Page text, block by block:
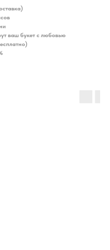
ваш букет с любовью